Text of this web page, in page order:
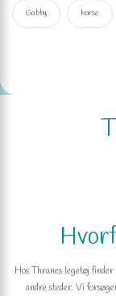
Gabby horse
Hos Thranes legetøj
andre steder. Vi